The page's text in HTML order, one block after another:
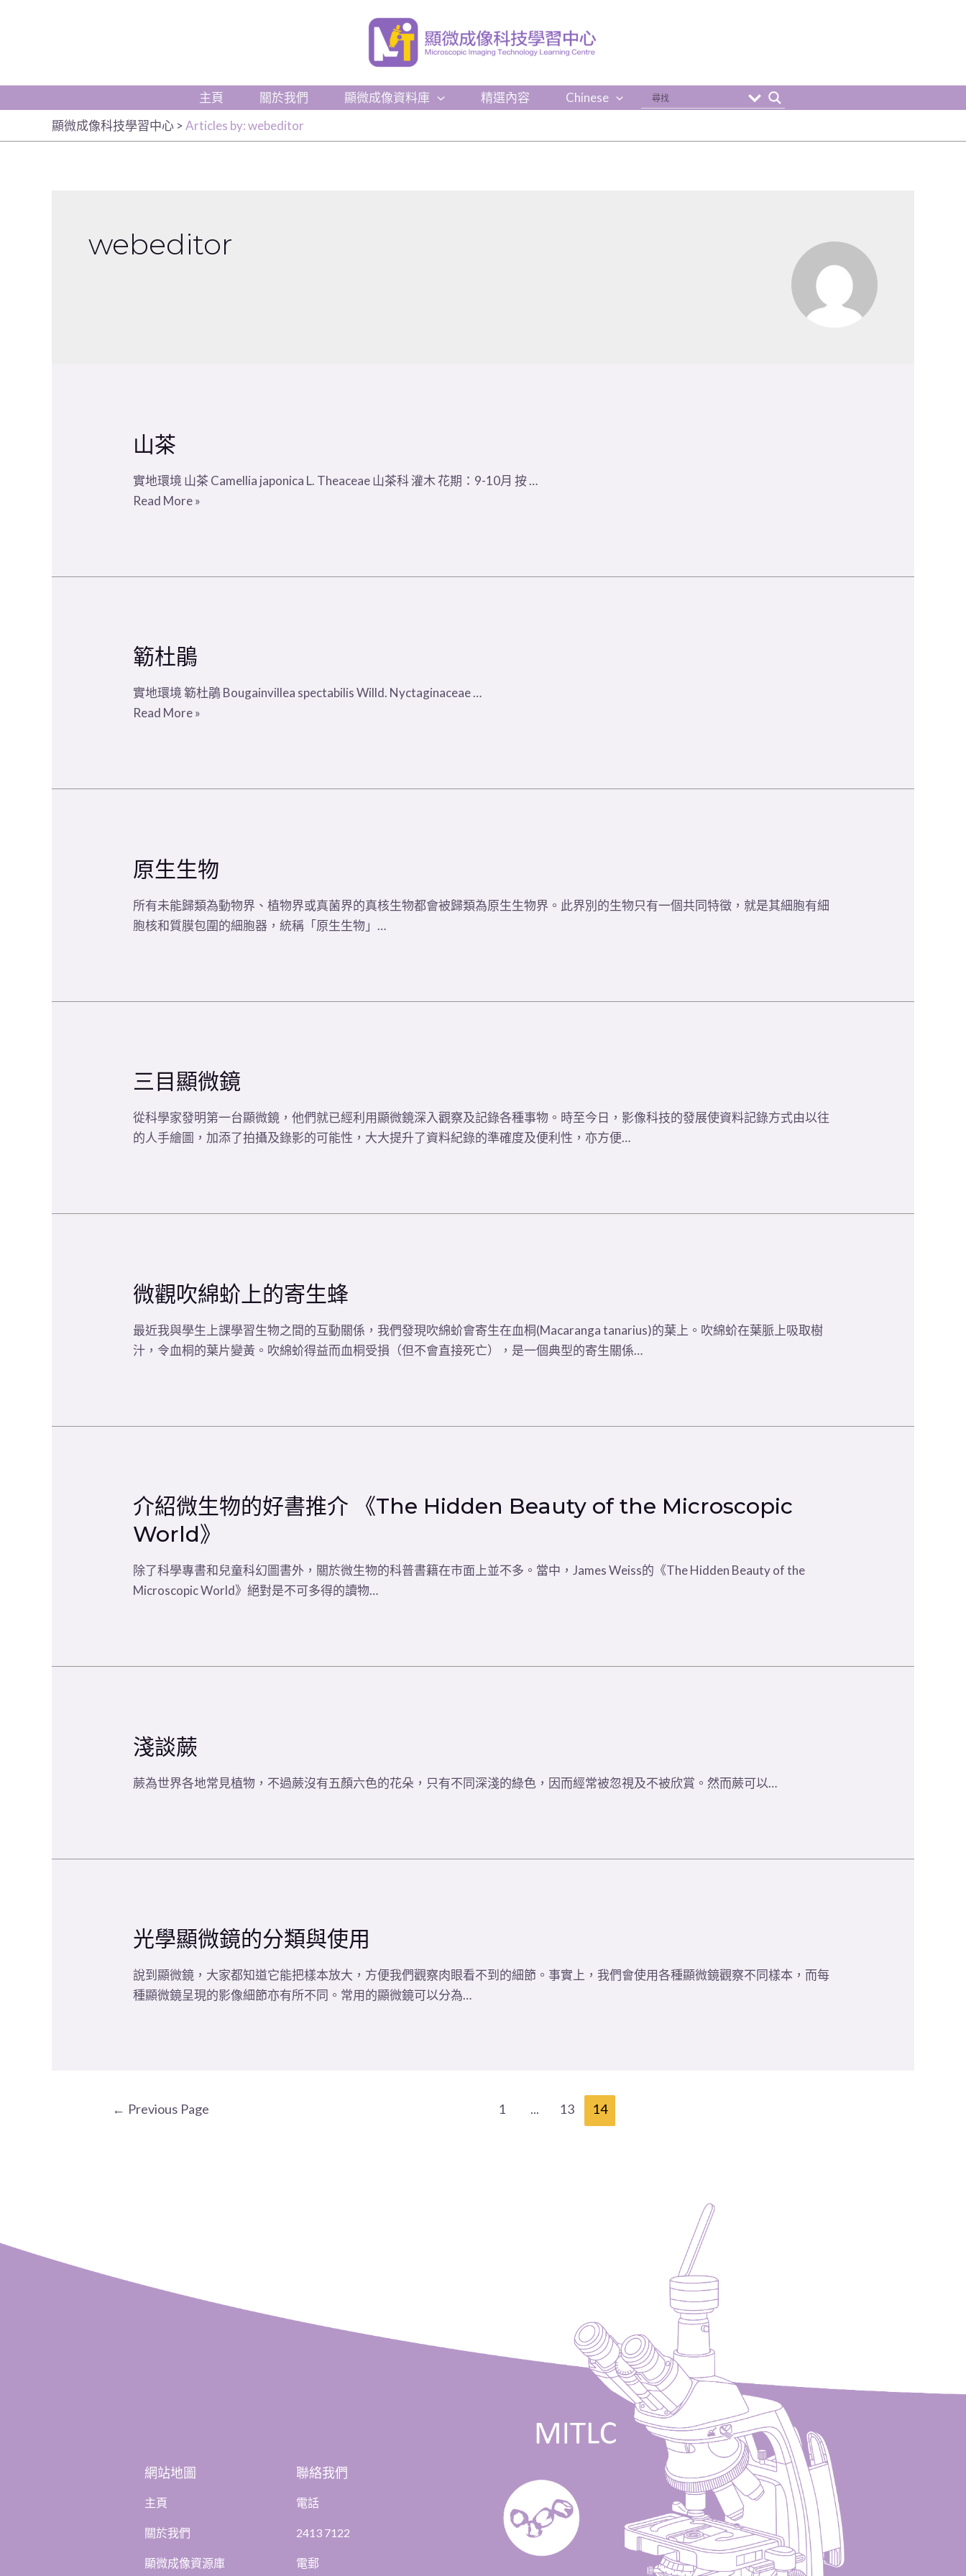
主頁 關於我們 顯微成像資料庫 精選內容
Chinese
顯微成像科技學習中心 >Articles by: webeditor
webeditor
山茶
實地環境 山茶 Camellia japonica L. Theaceae 山茶科 灌木 花期：9-10月 按 …
Read More »
簕杜鵑
實地環境 簕杜鵑 Bougainvillea spectabilis Willd. Nyctaginaceae …
Read More »
原生生物
所有未能歸類為動物界、植物界或真菌界的真核生物都會被歸類為原生生物界。此界別的生物只有一個共同特徵，就是其細胞有細
胞核和質膜包圍的細胞器，統稱「原生生物」…
三目顯微鏡
從科學家發明第一台顯微鏡，他們就已經利用顯微鏡深入觀察及記錄各種事物。時至今日，影像科技的發展使資料記錄方式由以往
的人手繪圖，加添了拍攝及錄影的可能性，大大提升了資料紀錄的準確度及便利性，亦方便…
微觀吹綿蚧上的寄生蜂
最近我與學生上課學習生物之間的互動關係，我們發現吹綿蚧會寄生在血桐(Macaranga tanarius)的葉上。吹綿蚧在葉脈上吸取樹
汁，令血桐的葉片變黃。吹綿蚧得益而血桐受損（但不會直接死亡），是一個典型的寄生關係…
介紹微生物的好書推介 《The Hidden Beauty of the Microscopic
World》
除了科學專書和兒童科幻圖書外，關於微生物的科普書籍在市面上並不多。當中，James Weiss的《The Hidden Beauty of the
Microscopic World》絕對是不可多得的讀物…
淺談蕨
蕨為世界各地常見植物，不過蕨沒有五顏六色的花朵，只有不同深淺的綠色，因而經常被忽視及不被欣賞。然而蕨可以…
光學顯微鏡的分類與使用
說到顯微鏡，大家都知道它能把樣本放大，方便我們觀察肉眼看不到的細節。事實上，我們會使用各種顯微鏡觀察不同樣本，而每
種顯微鏡呈現的影像細節亦有所不同。常用的顯微鏡可以分為…
← Previous Page 1 ... 13 14
網站地圖
主頁
關於我們
顯微成像資源庫
聯絡我們
電話
2413 7122
電郵